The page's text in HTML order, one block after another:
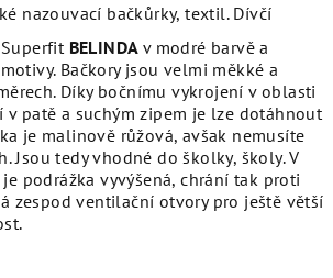
nazouvací bačkůrky, textil. Dívčí
BELINDA v modré barvě a
Bačkory jsou velmi měkké a
Díky bočnímu vykrojení v oblasti
v patě a suchým zipem je lze dotáhnout
je malinově růžová, avšak nemusíte
Jsou tedy vhodné do školky, školy. V
podrážka vyvýšená, chrání tak proti
zespod ventilační otvory pro ještě větší